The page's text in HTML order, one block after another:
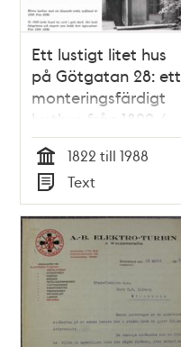
Ett lustigt litet hus
på Götgatan 28: ett
monteringsfärdigt
lusthus från 1822 /
Lars Bengtsson
Tid
1822 till 1988
Typ
Text